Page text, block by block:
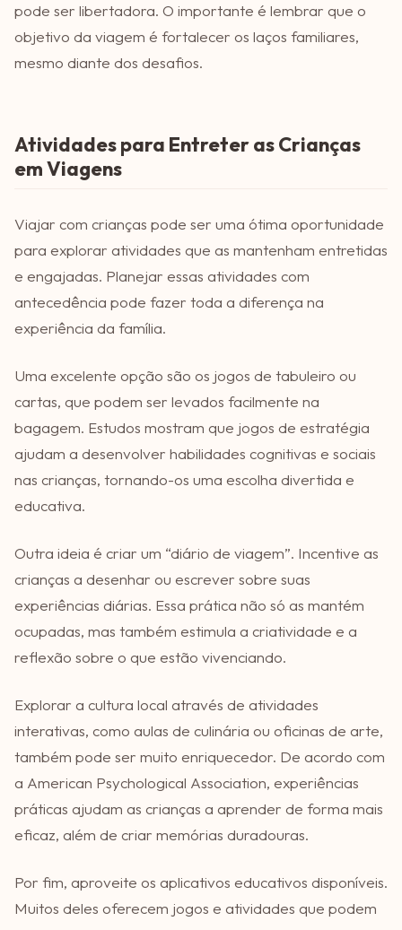
pode ser libertadora. O importante é lembrar que o
objetivo da viagem é fortalecer os laços familiares,
mesmo diante dos desafios.
Atividades para Entreter as Crianças
em Viagens
Viajar com crianças pode ser uma ótima oportunidade
para explorar atividades que as mantenham entretidas
e engajadas. Planejar essas atividades com
antecedência pode fazer toda a diferença na
experiência da família.
Uma excelente opção são os jogos de tabuleiro ou
cartas, que podem ser levados facilmente na
bagagem. Estudos mostram que jogos de estratégia
ajudam a desenvolver habilidades cognitivas e sociais
nas crianças, tornando-os uma escolha divertida e
educativa.
Outra ideia é criar um “diário de viagem”. Incentive as
crianças a desenhar ou escrever sobre suas
experiências diárias. Essa prática não só as mantém
ocupadas, mas também estimula a criatividade e a
reflexão sobre o que estão vivenciando.
Explorar a cultura local através de atividades
interativas, como aulas de culinária ou oficinas de arte,
também pode ser muito enriquecedor. De acordo com
a American Psychological Association, experiências
práticas ajudam as crianças a aprender de forma mais
eficaz, além de criar memórias duradouras.
Por fim, aproveite os aplicativos educativos disponíveis.
Muitos deles oferecem jogos e atividades que podem